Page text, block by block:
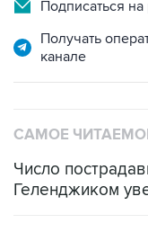
Подписаться
Получать
канале
САМОЕ
Число
Геленджиком